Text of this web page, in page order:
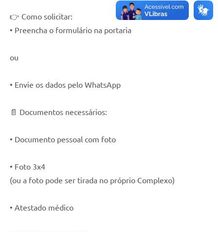
👉 Como solicitar:
• Preencha o formulário na portaria
ou
• Envie os dados pelo WhatsApp
📄 Documentos necessários:
• Documento pessoal com foto
• Foto 3x4
(ou a foto pode ser tirada no próprio Complexo)
• Atestado médico